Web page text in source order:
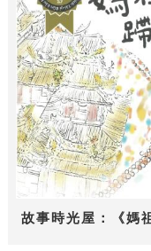
故事時光屋：《媽